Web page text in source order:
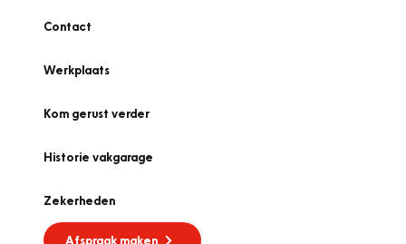
Contact
Werkplaats
Kom gerust verder
Historie vakgarage
Zekerheden
Afspraak maken